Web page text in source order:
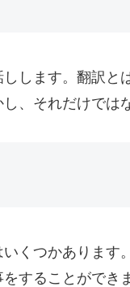
します。翻訳と
、それだけでは
くつかあります
することができ